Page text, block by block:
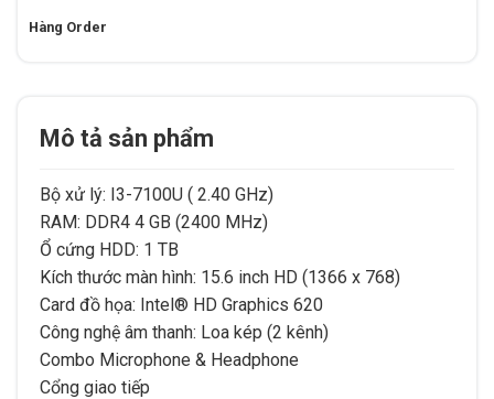
Hàng Order
Mô tả sản phẩm
Bộ xử lý: I3-7100U ( 2.40 GHz)
RAM: DDR4 4 GB (2400 MHz)
Ổ cứng HDD: 1 TB
Kích thước màn hình: 15.6 inch HD (1366 x 768)
Card đồ họa: Intel® HD Graphics 620
Công nghệ âm thanh: Loa kép (2 kênh)
Combo Microphone & Headphone
Cổng giao tiếp